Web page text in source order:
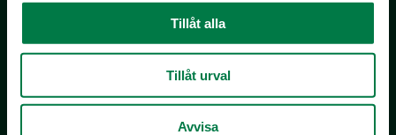
Tillåt alla
Tillåt urval
Avvisa
Inhemska Trädgårdsprodukter
co MTK / Laatua Suomesta OY
PL 510